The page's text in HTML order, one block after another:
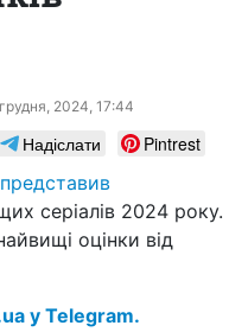
2024, 17:44
Надіслати
Pintrest
представив
серіалів 2024 року.
оцінки від
у Telegram.